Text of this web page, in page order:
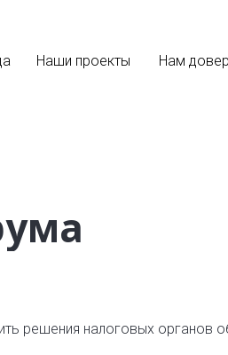
Наши проекты Нам
решения налоговых органов